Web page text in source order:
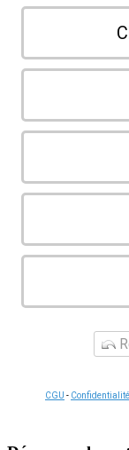
CGU - Confidentialité